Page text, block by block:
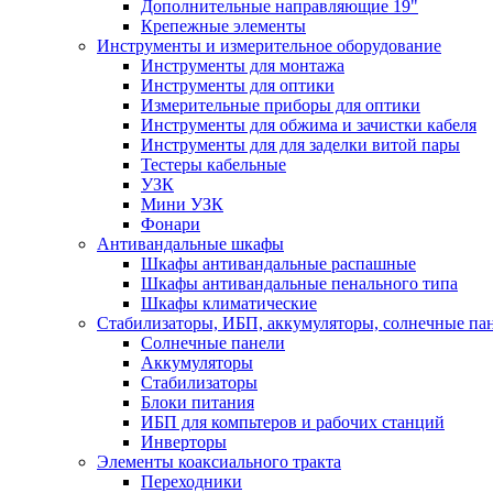
Дополнительные направляющие 19"
Крепежные элементы
Инструменты и измерительное оборудование
Инструменты для монтажа
Инструменты для оптики
Измерительные приборы для оптики
Инструменты для обжима и зачистки кабеля
Инструменты для для заделки витой пары
Тестеры кабельные
УЗК
Мини УЗК
Фонари
Антивандальные шкафы
Шкафы антивандальные распашные
Шкафы антивандальные пенального типа
Шкафы климатические
Стабилизаторы, ИБП, аккумуляторы, солнечные
Солнечные панели
Аккумуляторы
Стабилизаторы
Блоки питания
ИБП для компьтеров и рабочих станций
Инверторы
Элементы коаксиального тракта
Переходники